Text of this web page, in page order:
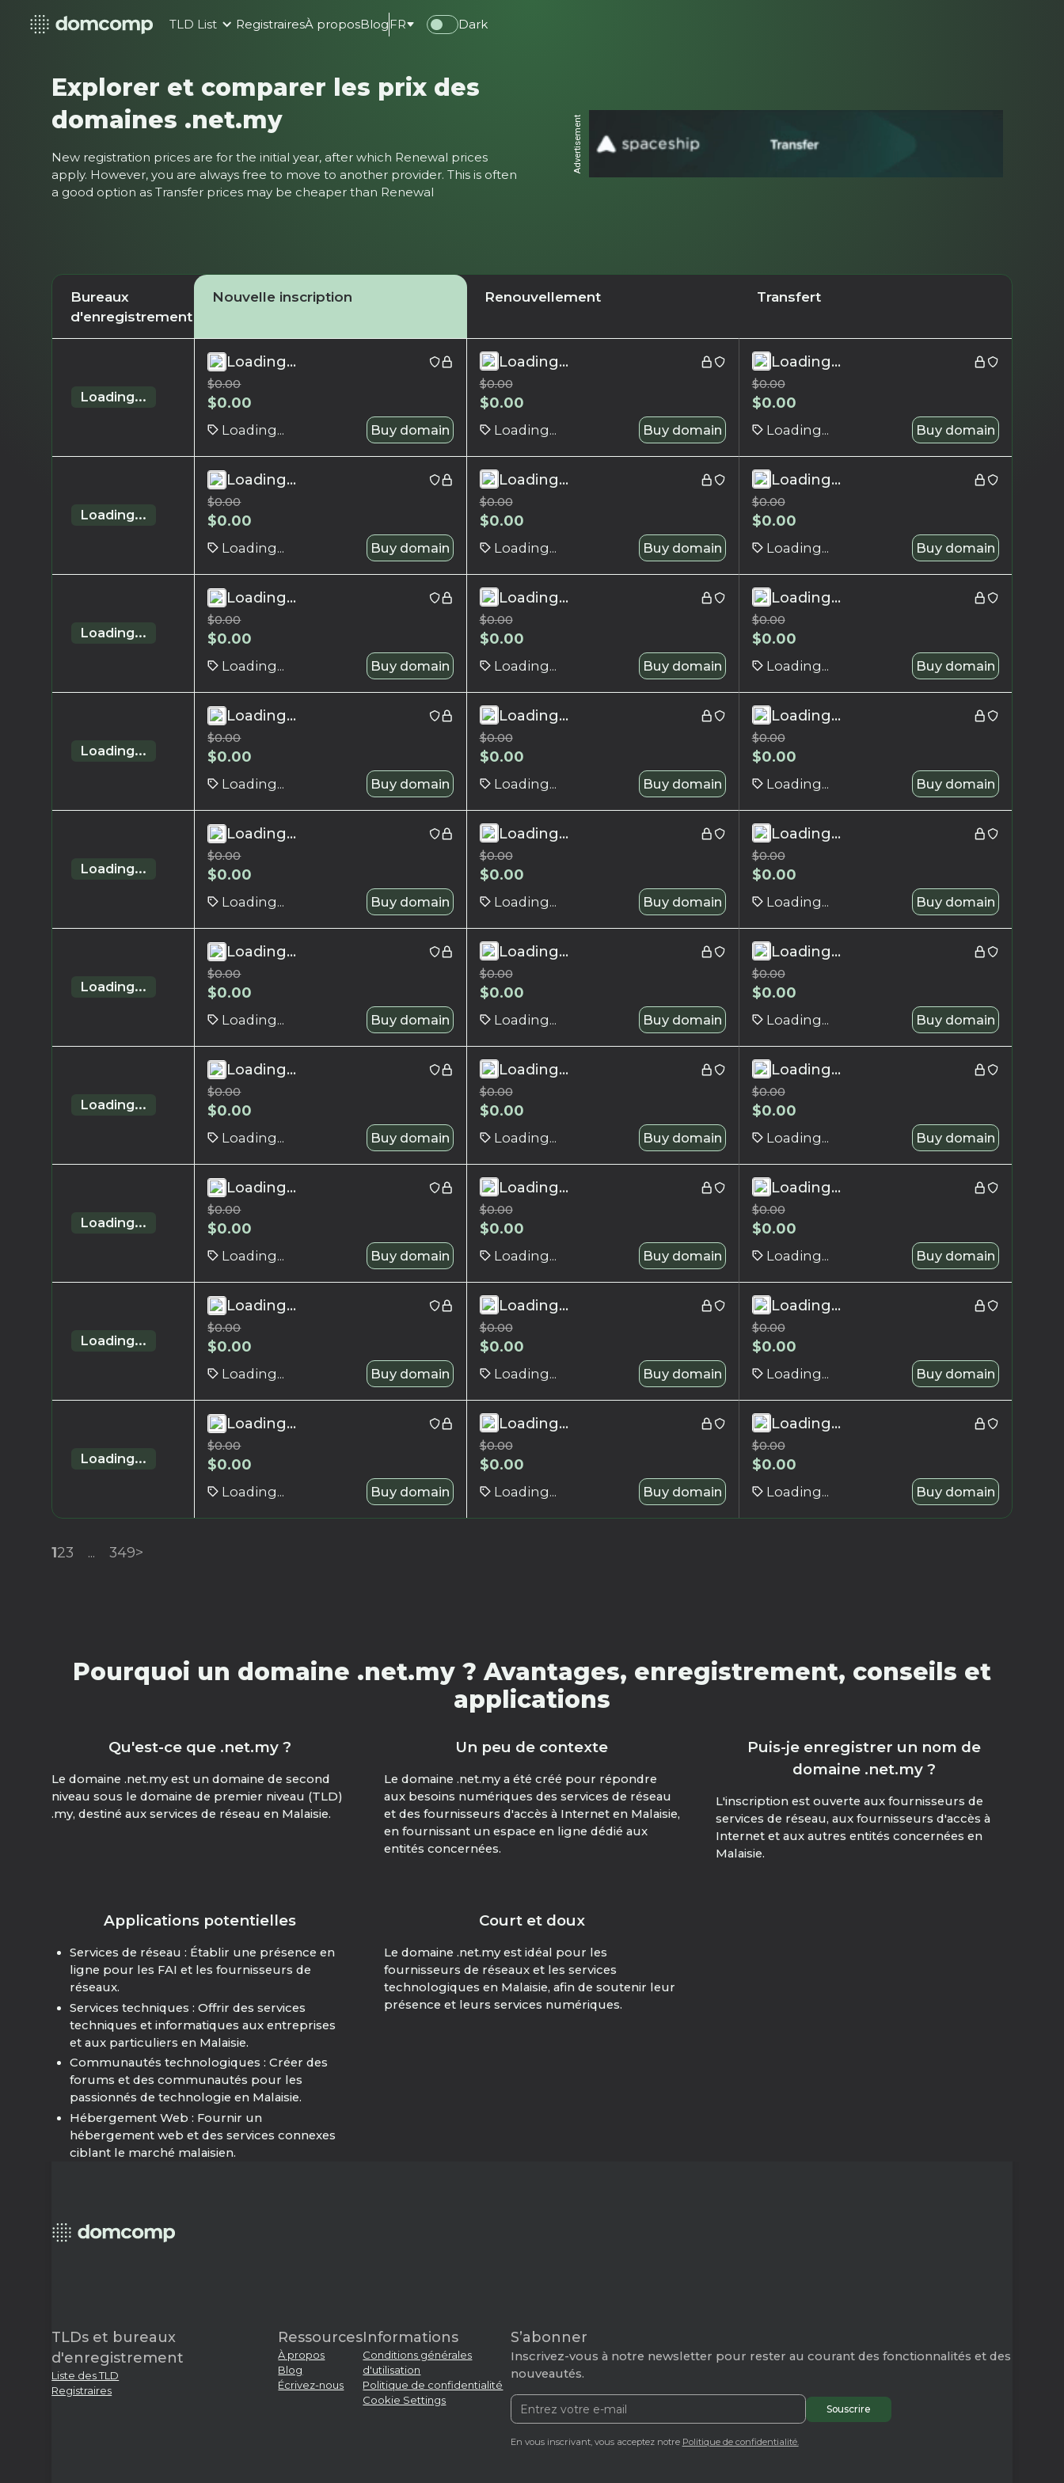
TLD List RegistrairesÀ proposBlog FR Dark
Explorer et comparer les prix des
domaines .net.my
New registration prices are for the initial year, after which Renewal prices
apply. However, you are always free to move to another provider. This is often
a good option as Transfer prices may be cheaper than Renewal
Advertisement
Bureaux
d'enregistrement
Nouvelle inscription Renouvellement Transfert
Loading...
Loading...
$0.00
$0.00
Loading... Buy domain
Loading...
$0.00
$0.00
Loading... Buy domain
Loading...
$0.00
$0.00
Loading... Buy domain
Loading...
Loading...
$0.00
$0.00
Loading... Buy domain
Loading...
$0.00
$0.00
Loading... Buy domain
Loading...
$0.00
$0.00
Loading... Buy domain
Loading...
Loading...
$0.00
$0.00
Loading... Buy domain
Loading...
$0.00
$0.00
Loading... Buy domain
Loading...
$0.00
$0.00
Loading... Buy domain
Loading...
Loading...
$0.00
$0.00
Loading... Buy domain
Loading...
$0.00
$0.00
Loading... Buy domain
Loading...
$0.00
$0.00
Loading... Buy domain
Loading...
Loading...
$0.00
$0.00
Loading... Buy domain
Loading...
$0.00
$0.00
Loading... Buy domain
Loading...
$0.00
$0.00
Loading... Buy domain
Loading...
Loading...
$0.00
$0.00
Loading... Buy domain
Loading...
$0.00
$0.00
Loading... Buy domain
Loading...
$0.00
$0.00
Loading... Buy domain
Loading...
Loading...
$0.00
$0.00
Loading... Buy domain
Loading...
$0.00
$0.00
Loading... Buy domain
Loading...
$0.00
$0.00
Loading... Buy domain
Loading...
Loading...
$0.00
$0.00
Loading... Buy domain
Loading...
$0.00
$0.00
Loading... Buy domain
Loading...
$0.00
$0.00
Loading... Buy domain
Loading...
Loading...
$0.00
$0.00
Loading... Buy domain
Loading...
$0.00
$0.00
Loading... Buy domain
Loading...
$0.00
$0.00
Loading... Buy domain
Loading...
Loading...
$0.00
$0.00
Loading... Buy domain
Loading...
$0.00
$0.00
Loading... Buy domain
Loading...
$0.00
$0.00
Loading... Buy domain
123 ... 349>
Pourquoi un domaine .net.my ? Avantages, enregistrement, conseils et
applications
Qu'est-ce que .net.my ?
Le domaine .net.my est un domaine de second
niveau sous le domaine de premier niveau (TLD)
.my, destiné aux services de réseau en Malaisie.
Un peu de contexte
Le domaine .net.my a été créé pour répondre
aux besoins numériques des services de réseau
et des fournisseurs d'accès à Internet en Malaisie,
en fournissant un espace en ligne dédié aux
entités concernées.
Puis-je enregistrer un nom de
domaine .net.my ?
L'inscription est ouverte aux fournisseurs de
services de réseau, aux fournisseurs d'accès à
Internet et aux autres entités concernées en
Malaisie.
Applications potentielles
Services de réseau : Établir une présence en
ligne pour les FAI et les fournisseurs de
réseaux.
Services techniques : Offrir des services
techniques et informatiques aux entreprises
et aux particuliers en Malaisie.
Communautés technologiques : Créer des
forums et des communautés pour les
passionnés de technologie en Malaisie.
Hébergement Web : Fournir un
hébergement web et des services connexes
ciblant le marché malaisien.
Court et doux
Le domaine .net.my est idéal pour les
fournisseurs de réseaux et les services
technologiques en Malaisie, afin de soutenir leur
présence et leurs services numériques.
TLDs et bureaux
d'enregistrement
Liste des TLD
Registraires
Ressources
À propos
Blog
Écrivez-nous
Informations
Conditions générales
d'utilisation
Politique de confidentialité
Cookie Settings
S’abonner
Inscrivez-vous à notre newsletter pour rester au courant des fonctionnalités et des
nouveautés.
En vous inscrivant, vous acceptez notre Politique de confidentialité.